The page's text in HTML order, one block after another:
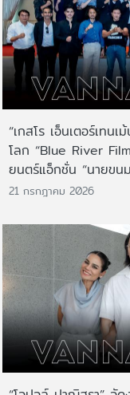
“เกสโร เอ็นเตอร์เทน
โลก “Blue River
ยนตร์แอ็กชั่น “นายข
21 กรกฎาคม 2026